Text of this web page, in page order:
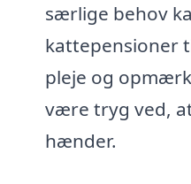
særlige behov
kattepensioner
pleje og
være tryg ved,
hænder.